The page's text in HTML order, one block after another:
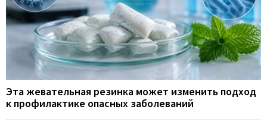
Эта жевательная резинка может изменить подход
к профилактике опасных заболеваний